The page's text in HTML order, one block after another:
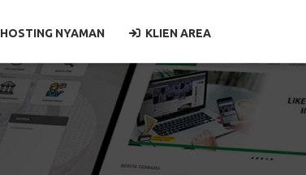
HOSTING NYAMAN KLIEN AREA